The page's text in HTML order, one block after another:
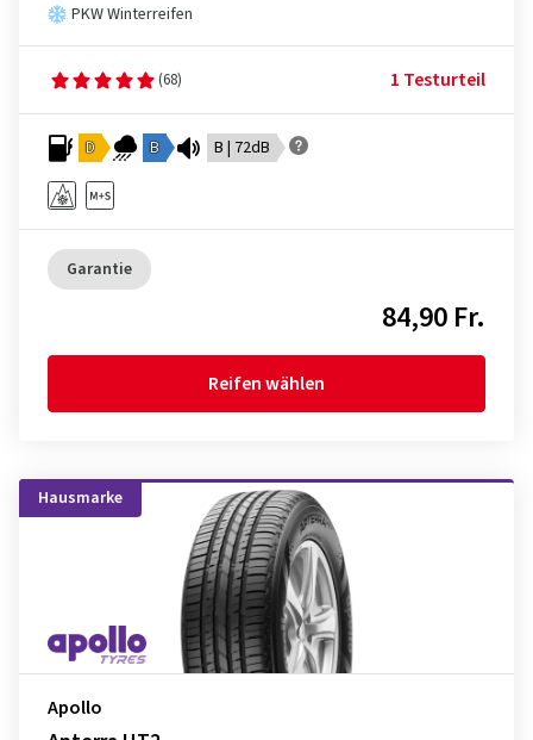
PKW Winterreifen
(68) 1 Testurteil
D B B | 72dB
Garantie
84,90 Fr.
Reifen wählen
Hausmarke
Apollo